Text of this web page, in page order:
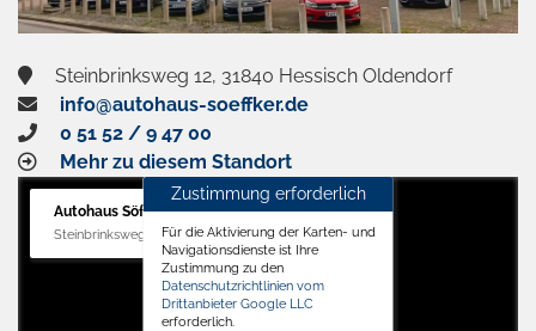
Steinbrinksweg 12, 31840 Hessisch Oldendorf
info@autohaus-soeffker.de
0 51 52 / 9 47 00
Mehr zu diesem Standort
Autohaus Söffker GmbH
Steinbrinksweg 12, 31840 Hessisch Oldendorf
Zustimmung erforderlich
Für die Aktivierung der Karten- und
Navigationsdienste ist Ihre
Zustimmung zu den
Datenschutzrichtlinien vom
Drittanbieter Google LLC
erforderlich.